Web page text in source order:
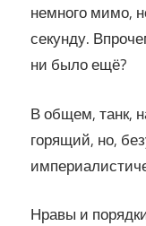
немного мимо,
секунду.
ни было ещё?
В общем, танк,
горящий, но,
Нравы и